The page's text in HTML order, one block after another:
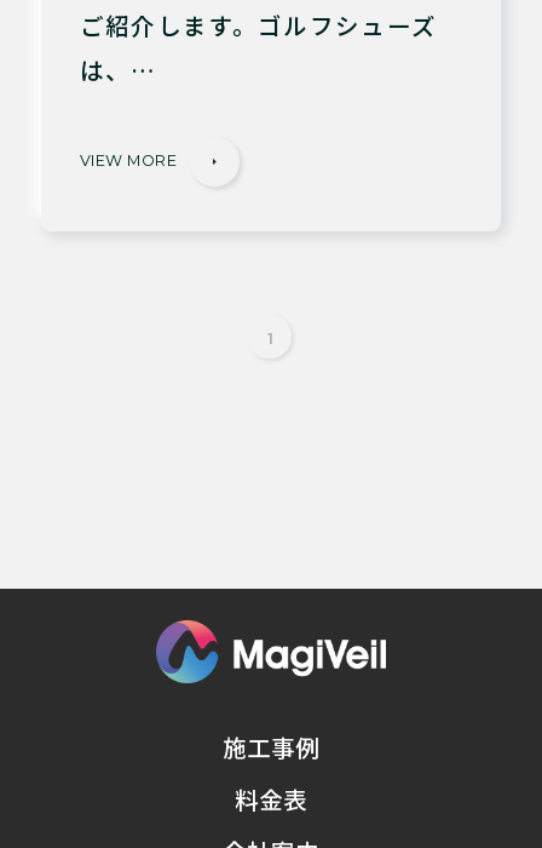
ご紹介します。ゴルフシューズ
は、…
VIEW MORE
1
施工事例
料金表